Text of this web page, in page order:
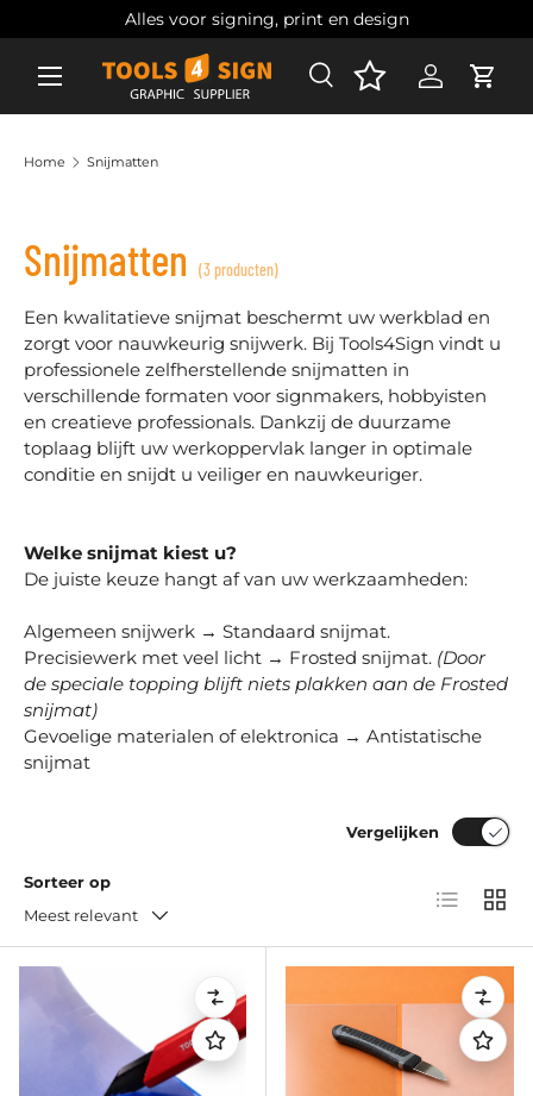
Ga naar inhoud
Alles voor signing, print en design
Zoeken
Zoeken Account
Home Snijmatten
Snijmatten (3 producten)
Een kwalitatieve snijmat beschermt uw werkblad en
zorgt voor nauwkeurig snijwerk. Bij Tools4Sign vindt u
professionele zelfherstellende snijmatten in
verschillende formaten voor signmakers, hobbyisten
en creatieve professionals. Dankzij de duurzame
toplaag blijft uw werkoppervlak langer in optimale
conditie en snijdt u veiliger en nauwkeuriger.
Welke snijmat kiest u?
De juiste keuze hangt af van uw werkzaamheden:
Algemeen snijwerk → Standaard snijmat.
Precisiewerk met veel licht → Frosted snijmat. (Door
de speciale topping blijft niets plakken aan de Frosted
snijmat)
Gevoelige materialen of elektronica → Antistatische
snijmat
Sorteer op
Meest relevant
Vergelijken
Lijst
Vergelijken